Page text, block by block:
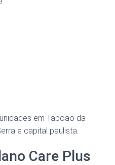
em Taboão da
e capital paulista.
Care Plus